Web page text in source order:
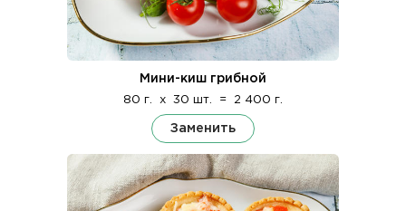
Мини-киш грибной
80 г. x 30 шт. = 2 400 г.
Заменить